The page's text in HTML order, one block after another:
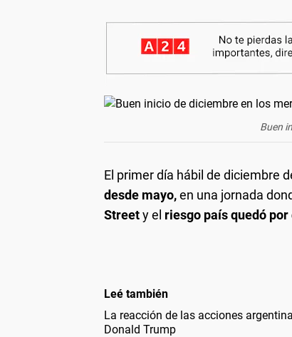
Buen
El primer día hábil de diciembre
desde mayo,en una jornada
Streety el riesgo país quedó
Leé también
La reacción de las acciones
Donald Trump